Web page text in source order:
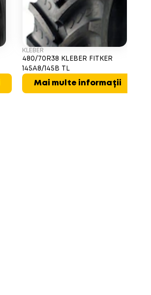
KLEBER
480/70R38 KLEBER FITKER
145A8/145B TL
Mai multe informații